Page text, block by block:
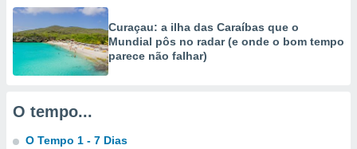
os
de
ou
de dados
fontes,
dados
Curaçau: a ilha das Caraíbas que o
Mundial pôs no radar (e onde o bom tempo
parece não falhar)
O tempo...
O Tempo 1 - 7 Dias